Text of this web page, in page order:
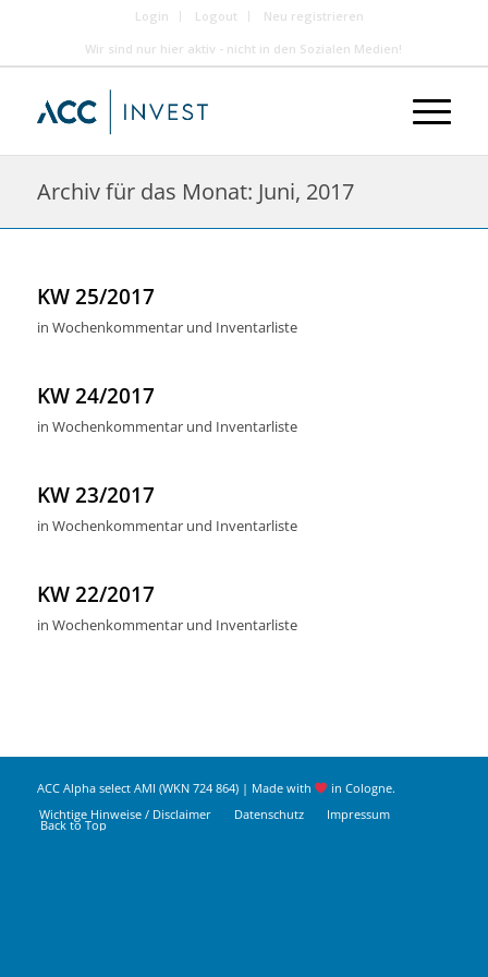
Login Logout
Neu registrieren
Wir sind nur hier aktiv - nicht in den Sozialen Medien!
Archiv für das Monat: Juni, 2017
KW 25/2017
in Wochenkommentar und Inventarliste
KW 24/2017
in Wochenkommentar und Inventarliste
KW 23/2017
in Wochenkommentar und Inventarliste
KW 22/2017
in Wochenkommentar und Inventarliste
ACC Alpha select AMI (WKN 724 864) | Made with
in Cologne.
Wichtige Hinweise / Disclaimer
Datenschutz Impressum
Back to Top